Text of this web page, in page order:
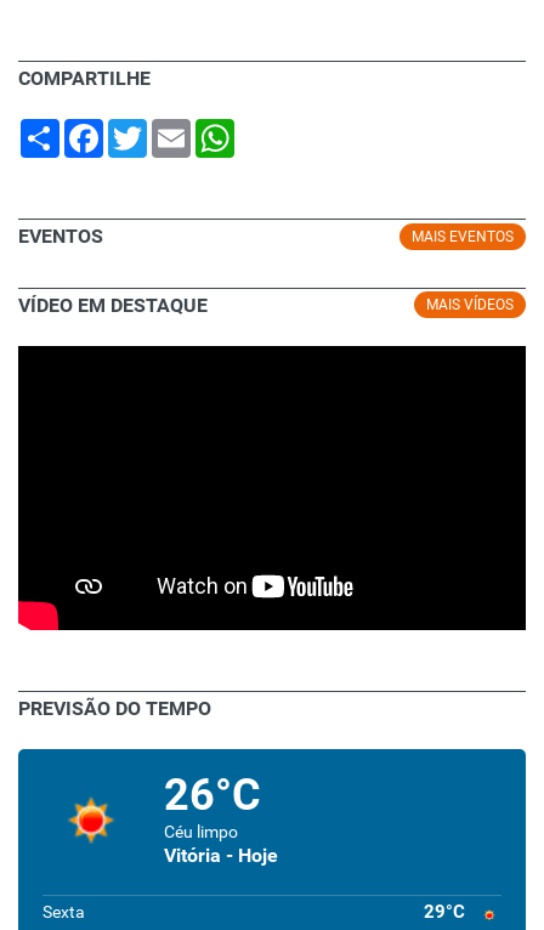
COMPARTILHE
Share Facebook
TwitterEmail
MAIS EVENTOS
EVENTOS
MAIS VÍDEOS
VÍDEO EM DESTAQUE
PREVISÃO DO TEMPO
26°C
Céu limpo
Vitória - Hoje
Sexta 29°C